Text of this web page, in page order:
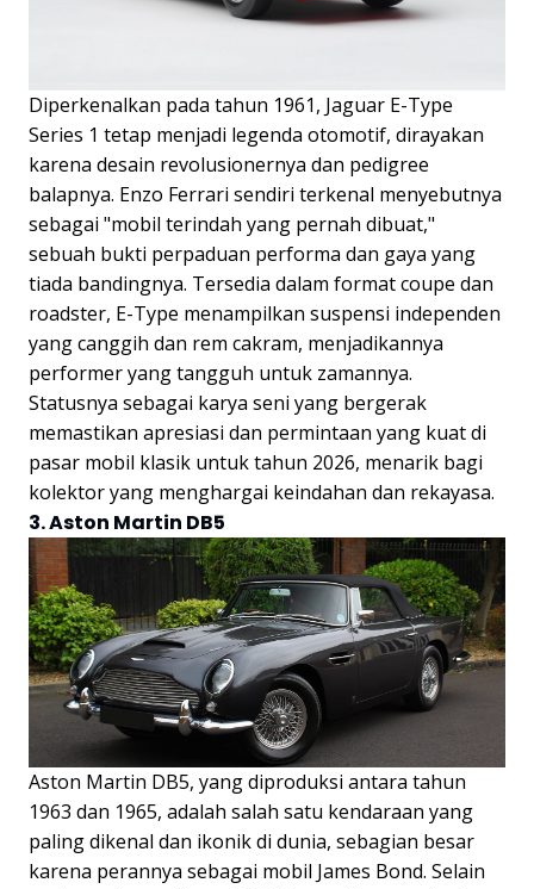
Diperkenalkan pada tahun 1961, Jaguar E-Type
Series 1 tetap menjadi legenda otomotif, dirayakan
karena desain revolusionernya dan pedigree
balapnya. Enzo Ferrari sendiri terkenal menyebutnya
sebagai "mobil terindah yang pernah dibuat,"
sebuah bukti perpaduan performa dan gaya yang
tiada bandingnya. Tersedia dalam format coupe dan
roadster, E-Type menampilkan suspensi independen
yang canggih dan rem cakram, menjadikannya
performer yang tangguh untuk zamannya.
Statusnya sebagai karya seni yang bergerak
memastikan apresiasi dan permintaan yang kuat di
pasar mobil klasik untuk tahun 2026, menarik bagi
kolektor yang menghargai keindahan dan rekayasa.
3. Aston Martin DB5
Aston Martin DB5, yang diproduksi antara tahun
1963 dan 1965, adalah salah satu kendaraan yang
paling dikenal dan ikonik di dunia, sebagian besar
karena perannya sebagai mobil James Bond. Selain